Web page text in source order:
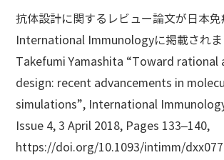
抗体設計に関するレビュー論文が日本
International Immunologyに掲載されま
Takefumi Yamashita “Toward rational
design: recent advancements in
simulations”, International
Issue 4, 3 April 2018, Pages 133–140,
https://doi.org/10.1093/intimm/dxx077